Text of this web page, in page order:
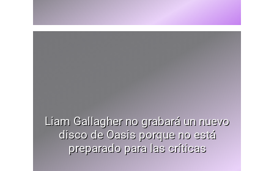
Liam Gallagher no grabará un nuevo
disco de Oasis porque no está
preparado para las críticas